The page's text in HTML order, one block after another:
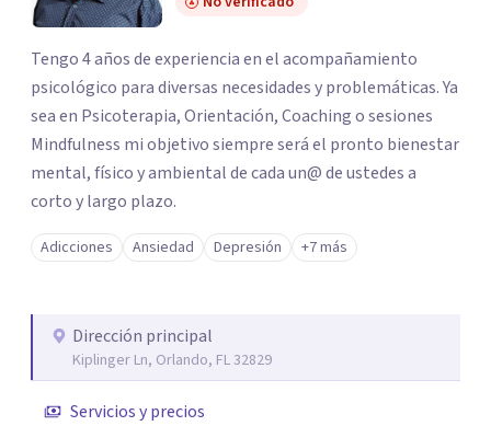
Tengo 4 años de experiencia en el acompañamiento
psicológico para diversas necesidades y problemáticas. Ya
sea en Psicoterapia, Orientación, Coaching o sesiones
Mindfulness mi objetivo siempre será el pronto bienestar
mental, físico y ambiental de cada un@ de ustedes a
corto y largo plazo.
Adicciones Ansiedad Depresión +7 más
Dirección principal
Kiplinger Ln, Orlando, FL 32829
Servicios y precios